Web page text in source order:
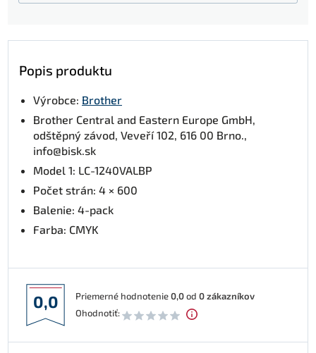
Popis produktu
Výrobce: Brother
Brother Central and Eastern Europe GmbH,
odštěpný závod, Veveří 102, 616 00 Brno.,
info@bisk.sk
Model 1: LC-1240VALBP
Počet strán: 4 × 600
Balenie: 4-pack
Farba: CMYK
0,0 Priemerné hodnotenie0,0od 0zákazníkov
Ohodnotiť: